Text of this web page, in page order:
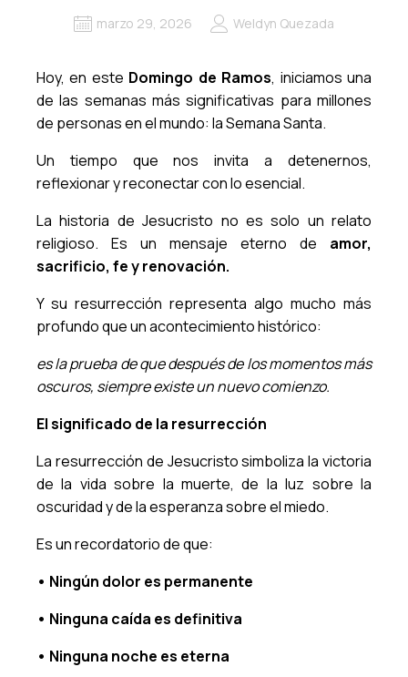
marzo 29, 2026 Weldyn Quezada
Hoy, en este Domingo de Ramos, iniciamos una
de las semanas más significativas para millones
de personas en el mundo: la Semana Santa.
Un tiempo que nos invita a detenernos,
reflexionar y reconectar con lo esencial.
La historia de Jesucristo no es solo un relato
religioso. Es un mensaje eterno de amor,
sacrificio, fe y renovación.
Y su resurrección representa algo mucho más
profundo que un acontecimiento histórico:
es la prueba de que después de los momentos más
oscuros, siempre existe un nuevo comienzo.
El significado de la resurrección
La resurrección de Jesucristo simboliza la victoria
de la vida sobre la muerte, de la luz sobre la
oscuridad y de la esperanza sobre el miedo.
Es un recordatorio de que:
• Ningún dolor es permanente
• Ninguna caída es definitiva
• Ninguna noche es eterna